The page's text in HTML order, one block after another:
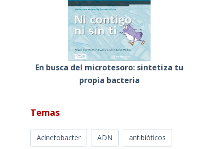
En busca del microtesoro: sintetiza tu
propia bacteria
Temas
Acinetobacter ADN antibióticos